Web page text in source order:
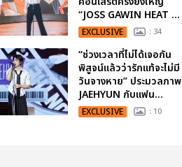
“JOSS GAWIN HEAT ...
EXCLUSIVE : 34
“ช่วงเวลาที่ไม่ได้เจอกัน
พิสูจน์แล้วว่ารักแท้จะไม่มี
วันจางหาย” ประมวลภาพ
JAEHYUN กับแฟน...
EXCLUSIVE : 10